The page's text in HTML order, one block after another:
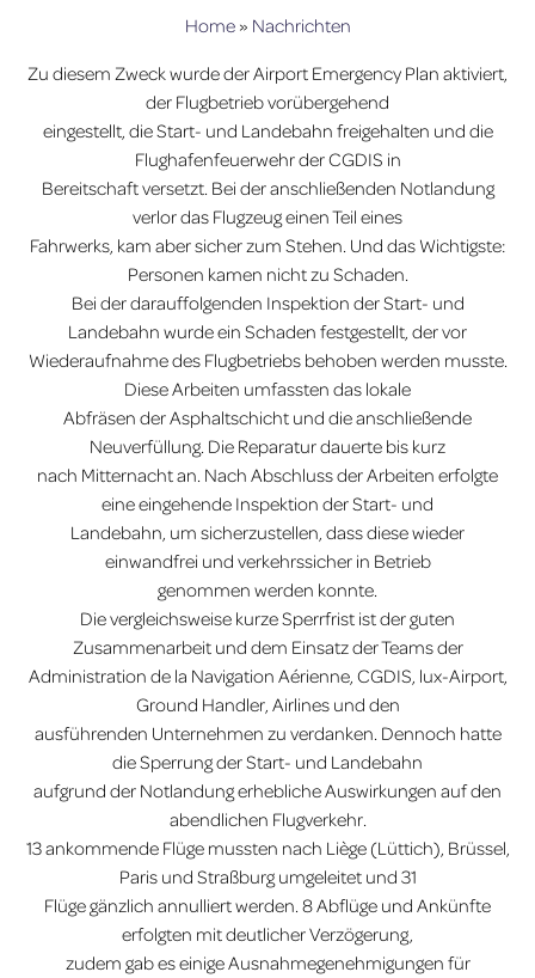
Home» Nachrichten
Zu diesem Zweck wurde der Airport Emergency Plan aktiviert,
der Flugbetrieb vorübergehend
eingestellt, die Start- und Landebahn freigehalten und die
Flughafenfeuerwehr der CGDIS in
Bereitschaft versetzt. Bei der anschließenden Notlandung
verlor das Flugzeug einen Teil eines
Fahrwerks, kam aber sicher zum Stehen. Und das Wichtigste:
Personen kamen nicht zu Schaden.
Bei der darauffolgenden Inspektion der Start- und
Landebahn wurde ein Schaden festgestellt, der vor
Wiederaufnahme des Flugbetriebs behoben werden musste.
Diese Arbeiten umfassten das lokale
Abfräsen der Asphaltschicht und die anschließende
Neuverfüllung. Die Reparatur dauerte bis kurz
nach Mitternacht an. Nach Abschluss der Arbeiten erfolgte
eine eingehende Inspektion der Start- und
Landebahn, um sicherzustellen, dass diese wieder
einwandfrei und verkehrssicher in Betrieb
genommen werden konnte.
Die vergleichsweise kurze Sperrfrist ist der guten
Zusammenarbeit und dem Einsatz der Teams der
Administration de la Navigation Aérienne, CGDIS, lux-Airport,
Ground Handler, Airlines und den
ausführenden Unternehmen zu verdanken. Dennoch hatte
die Sperrung der Start- und Landebahn
aufgrund der Notlandung erhebliche Auswirkungen auf den
abendlichen Flugverkehr.
13 ankommende Flüge mussten nach Liège (Lüttich), Brüssel,
Paris und Straßburg umgeleitet und 31
Flüge gänzlich annulliert werden. 8 Abflüge und Ankünfte
erfolgten mit deutlicher Verzögerung,
zudem gab es einige Ausnahmegenehmigungen für